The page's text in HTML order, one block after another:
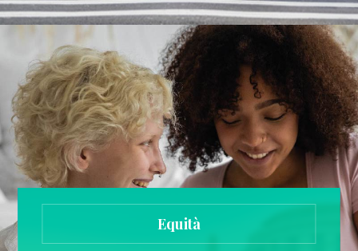
Equità